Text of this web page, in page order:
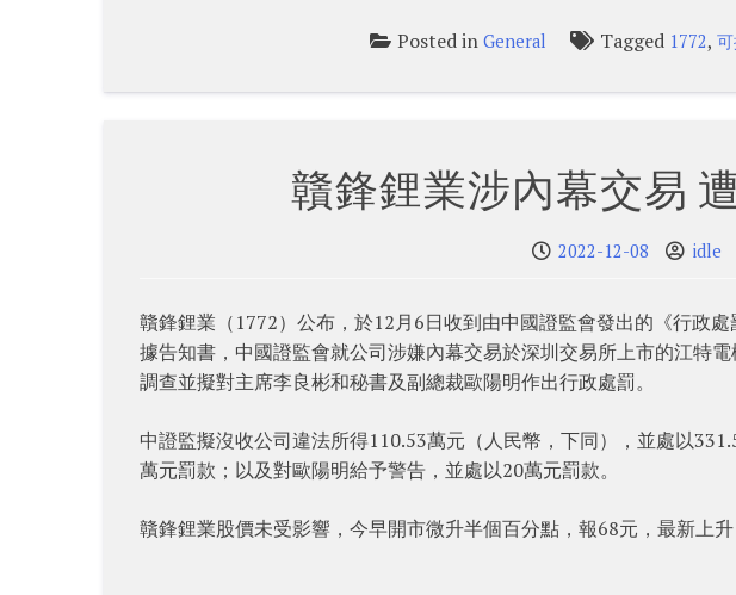
Posted inGeneral Tagged 1772,
贛鋒鋰業涉內幕交易
2022-12-08 idle
贛鋒鋰業（1772）公布，於12月6日收到由中國證監會發出的《行政
據告知書，中國證監會就公司涉嫌內幕交易於深圳交易所上市的江特
調查並擬對主席李良彬和秘書及副總裁歐陽明作出行政處罰。
中證監擬沒收公司違法所得110.53萬元（人民幣，下同），並處以
萬元罰款；以及對歐陽明給予警告，並處以20萬元罰款。
贛鋒鋰業股價未受影響，今早開市微升半個百分點，報68元，最新上升